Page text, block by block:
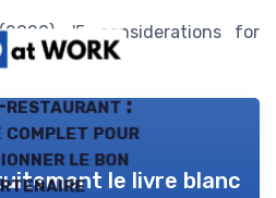
'5 considerations for
:
complet pour
le bon
le livre blanc